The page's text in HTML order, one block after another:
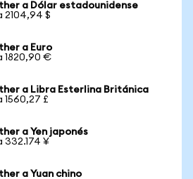
a Dólar estadounidense
2104,94 $
a Euro
1820,90 €
a Libra Esterlina Británica
1560,27 £
a Yen japonés
332.174 ¥
a Yuan chino